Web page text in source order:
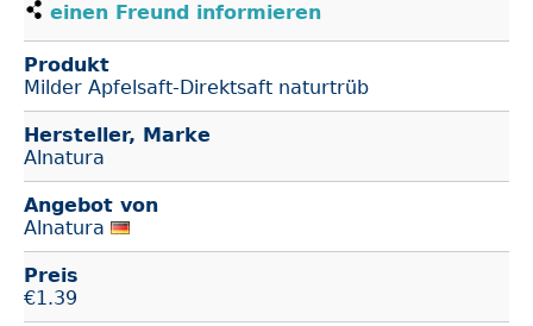
einen Freund informieren
Produkt
Milder Apfelsaft-Direktsaft naturtrüb
Hersteller, Marke
Alnatura
Angebot von
Alnatura
Preis
€1.39